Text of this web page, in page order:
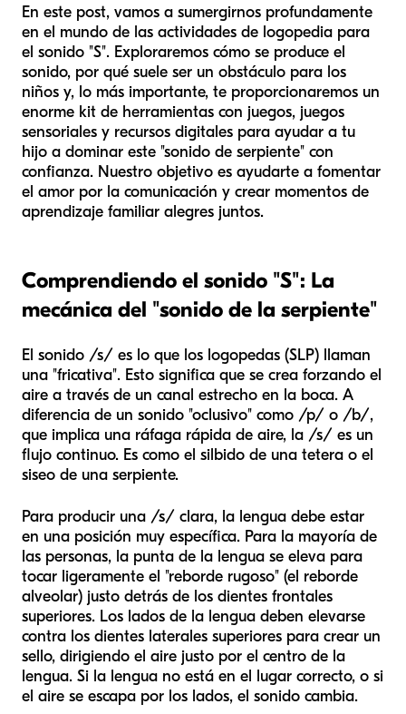
En este post, vamos a sumergirnos profundamente
en el mundo de las actividades de logopedia para
el sonido "S". Exploraremos cómo se produce el
sonido, por qué suele ser un obstáculo para los
niños y, lo más importante, te proporcionaremos un
enorme kit de herramientas con juegos, juegos
sensoriales y recursos digitales para ayudar a tu
hijo a dominar este "sonido de serpiente" con
confianza. Nuestro objetivo es ayudarte a fomentar
el amor por la comunicación y crear momentos de
aprendizaje familiar alegres juntos.
Comprendiendo el sonido "S": La
mecánica del "sonido de la serpiente"
El sonido /s/ es lo que los logopedas (SLP) llaman
una "fricativa". Esto significa que se crea forzando el
aire a través de un canal estrecho en la boca. A
diferencia de un sonido "oclusivo" como /p/ o /b/,
que implica una ráfaga rápida de aire, la /s/ es un
flujo continuo. Es como el silbido de una tetera o el
siseo de una serpiente.
Para producir una /s/ clara, la lengua debe estar
en una posición muy específica. Para la mayoría de
las personas, la punta de la lengua se eleva para
tocar ligeramente el "reborde rugoso" (el reborde
alveolar) justo detrás de los dientes frontales
superiores. Los lados de la lengua deben elevarse
contra los dientes laterales superiores para crear un
sello, dirigiendo el aire justo por el centro de la
lengua. Si la lengua no está en el lugar correcto, o si
el aire se escapa por los lados, el sonido cambia.